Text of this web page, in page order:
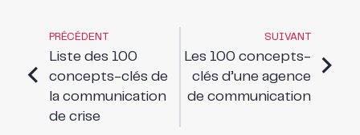
PRÉCÉDENT
Liste des 100
concepts-clés de
la communication
de crise
SUIVANT
Les 100 concepts-
clés d’une agence
de communication